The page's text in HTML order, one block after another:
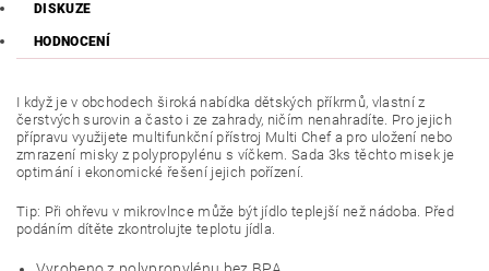
DISKUZE
HODNOCENÍ
I když je v obchodech široká nabídka dětských příkrmů, vlastní z
čerstvých surovin a často i ze zahrady, ničím nenahradíte. Pro jejich
přípravu využijete multifunkční přístroj Multi Chef a pro uložení nebo
zmrazení misky z polypropylénu s víčkem. Sada 3ks těchto misek je
optimání i ekonomické řešení jejich pořízení.
Tip: Při ohřevu v mikrovlnce může být jídlo teplejší než nádoba. Před
podáním dítěte zkontrolujte teplotu jídla.